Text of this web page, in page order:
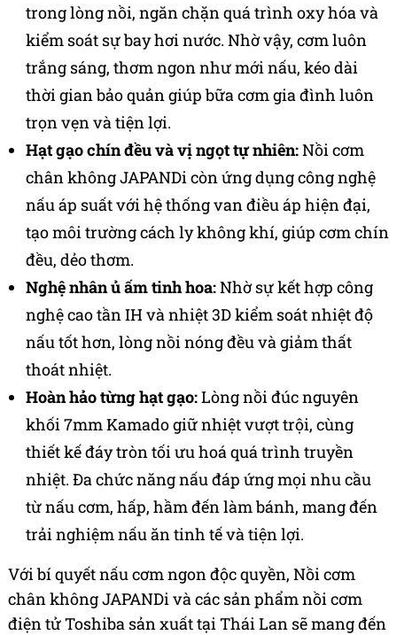
trong lòng nồi, ngăn chặn quá trình oxy hóa và
kiểm soát sự bay hơi nước. Nhờ vậy, cơm luôn
trắng sáng, thơm ngon như mới nấu, kéo dài
thời gian bảo quản giúp bữa cơm gia đình luôn
trọn vẹn và tiện lợi.
Hạt gạo chín đều và vị ngọt tự nhiên:Nồi cơm
chân không JAPANDi còn ứng dụng công nghệ
nấu áp suất với hệ thống van điều áp hiện đại,
tạo môi trường cách ly không khí, giúp cơm chín
đều, dẻo thơm.
Nghệ nhân ủ ấm tinh hoa:Nhờ sự kết hợp công
nghệ cao tần IH và nhiệt 3D kiểm soát nhiệt độ
nấu tốt hơn, lòng nồi nóng đều và giảm thất
thoát nhiệt.
Hoàn hảo từng hạt gạo:Lòng nồi đúc nguyên
khối 7mm Kamado giữ nhiệt vượt trội, cùng
thiết kế đáy tròn tối ưu hoá quá trình truyền
nhiệt. Đa chức năng nấu đáp ứng mọi nhu cầu
từ nấu cơm, hấp, hầm đến làm bánh, mang đến
trải nghiệm nấu ăn tinh tế và tiện lợi.
Với bí quyết nấu cơm ngon độc quyền, Nồi cơm
chân không JAPANDi và các sản phẩm nồi cơm
điện tử Toshiba sản xuất tại Thái Lan sẽ mang đến